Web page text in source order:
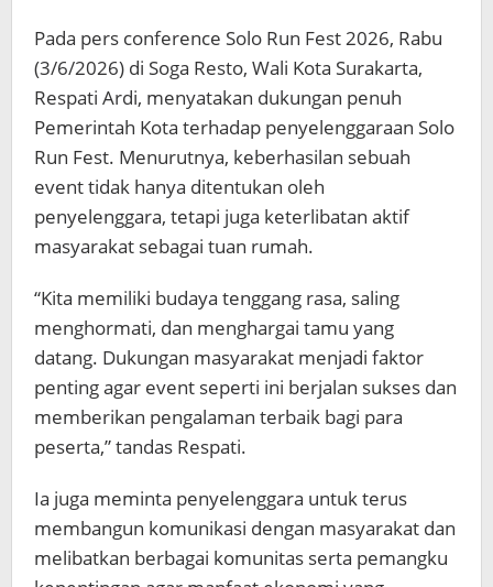
Pada pers conference Solo Run Fest 2026, Rabu
(3/6/2026) di Soga Resto, Wali Kota Surakarta,
Respati Ardi, menyatakan dukungan penuh
Pemerintah Kota terhadap penyelenggaraan Solo
Run Fest. Menurutnya, keberhasilan sebuah
event tidak hanya ditentukan oleh
penyelenggara, tetapi juga keterlibatan aktif
masyarakat sebagai tuan rumah.
“Kita memiliki budaya tenggang rasa, saling
menghormati, dan menghargai tamu yang
datang. Dukungan masyarakat menjadi faktor
penting agar event seperti ini berjalan sukses dan
memberikan pengalaman terbaik bagi para
peserta,” tandas Respati.
Ia juga meminta penyelenggara untuk terus
membangun komunikasi dengan masyarakat dan
melibatkan berbagai komunitas serta pemangku